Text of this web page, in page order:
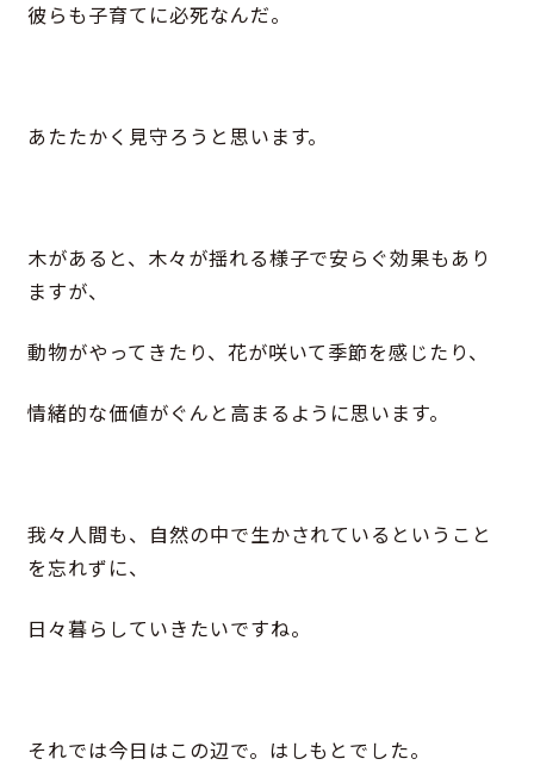
彼らも子育てに必死なんだ。
あたたかく見守ろうと思います。
木があると、木々が揺れる様子で安らぐ効果もあり
ますが、
動物がやってきたり、花が咲いて季節を感じたり、
情緒的な価値がぐんと高まるように思います。
我々人間も、自然の中で生かされているということ
を忘れずに、
日々暮らしていきたいですね。
それでは今日はこの辺で。はしもとでした。